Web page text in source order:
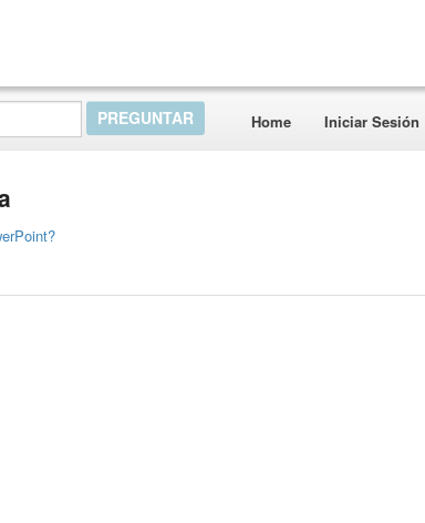
Home Iniciar Sesión